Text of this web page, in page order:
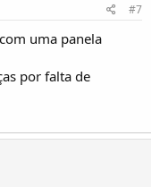
#7
uma panela
por falta de